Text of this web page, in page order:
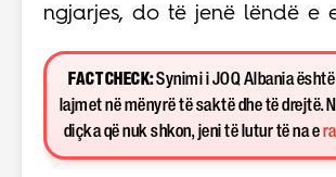
ngjarjes, do të jenë lëndë e
FACT CHECK:Synimi i JOQ Albania është
lajmet në mënyrë të saktë dhe të drejtë.
diçka që nuk shkon, jeni të lutur të na e